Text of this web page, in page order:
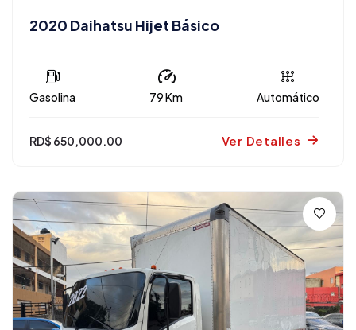
2020 Daihatsu Hijet Básico
Gasolina 79 Km Automático
RD$ 650,000.00 Ver Detalles